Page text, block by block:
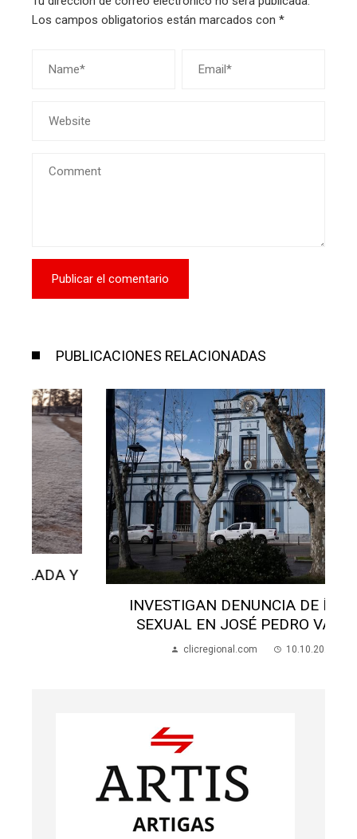
Los campos obligatorios están marcados con *
PUBLICACIONES RELACIONADAS
INVESTIGAN DENUNCIA DE ÍNDOLE
SEXUAL EN JOSÉ PEDRO VARELA
clicregional.com 10.10.2023